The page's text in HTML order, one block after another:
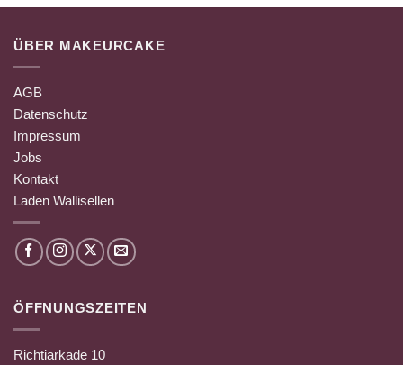
ÜBER MAKEURCAKE
AGB
Datenschutz
Impressum
Jobs
Kontakt
Laden Wallisellen
ÖFFNUNGSZEITEN
Richtiarkade 10